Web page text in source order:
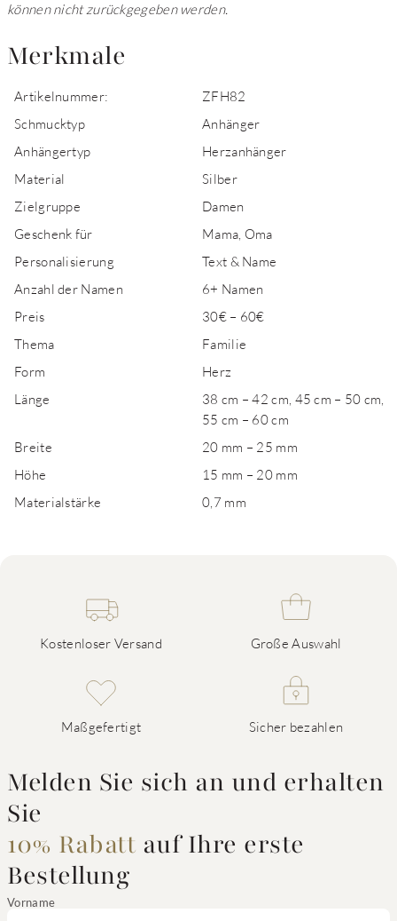
können nicht zurückgegeben werden.
Merkmale
Artikelnummer:
ZFH82
Schmucktyp
Anhänger
Anhängertyp
Herzanhänger
Material
Silber
Zielgruppe
Damen
Geschenk für
Mama, Oma
Personalisierung
Text & Name
Anzahl der Namen
6+ Namen
Preis
30€ – 60€
Thema
Familie
Form
Herz
Länge
38 cm – 42 cm, 45 cm – 50 cm,
55 cm – 60 cm
Breite
20 mm – 25 mm
Höhe
15 mm – 20 mm
Materialstärke
0,7 mm
Kostenloser Versand Große Auswahl
Maßgefertigt Sicher bezahlen
Melden Sie sich an und erhalten
Sie
10% Rabatt auf Ihre erste
Bestellung
Vorname